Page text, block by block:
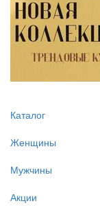
Каталог
Женщины
Мужчины
Акции